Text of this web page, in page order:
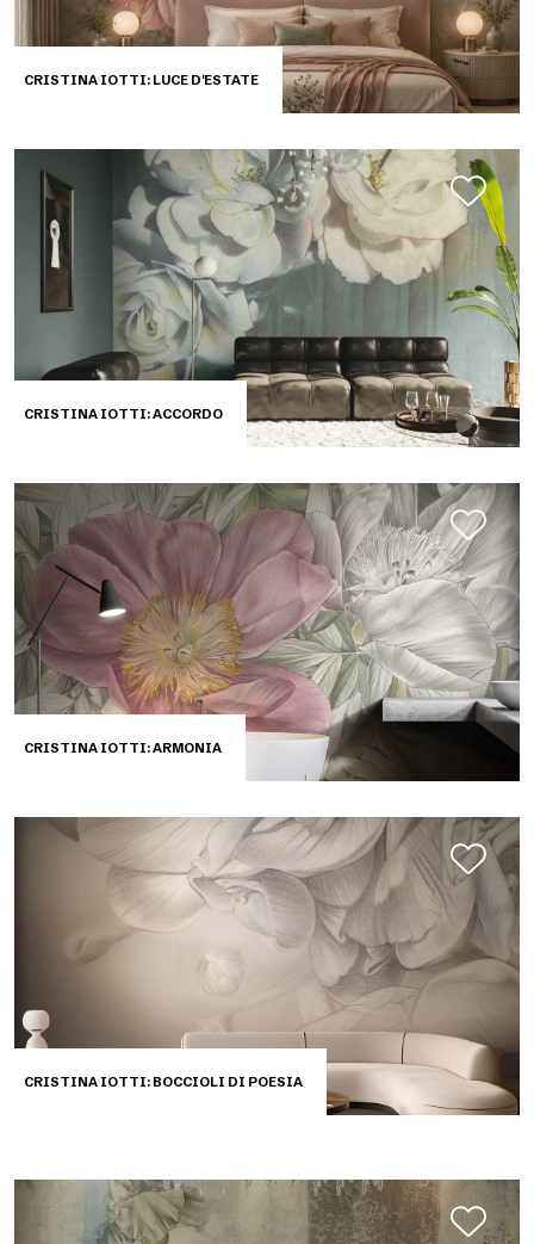
CRISTINA IOTTI: LUCE D'ESTATE
CRISTINA IOTTI: ACCORDO
CRISTINA IOTTI: ARMONIA
CRISTINA IOTTI: BOCCIOLI DI POESIA